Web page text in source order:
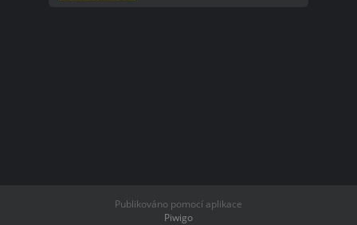
Publikováno pomocí aplikace
Piwigo